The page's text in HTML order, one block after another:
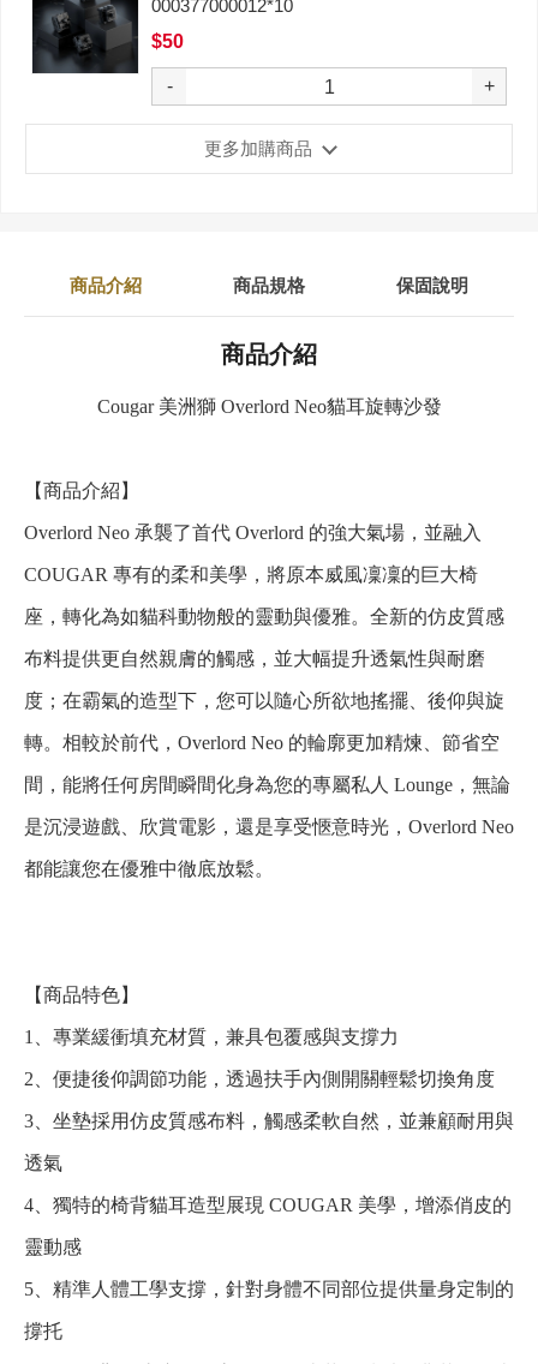
000377000012*10
$50
- +
更多加購商品
商品介紹 商品規格 保固說明
商品介紹
Cougar 美洲獅 Overlord Neo貓耳旋轉沙發
【商品介紹】
Overlord Neo 承襲了首代 Overlord 的強大氣場，並融入
COUGAR 專有的柔和美學，將原本威風凜凜的巨大椅
座，轉化為如貓科動物般的靈動與優雅。全新的仿皮質感
布料提供更自然親膚的觸感，並大幅提升透氣性與耐磨
度；在霸氣的造型下，您可以隨心所欲地搖擺、後仰與旋
轉。相較於前代，Overlord Neo 的輪廓更加精煉、節省空
間，能將任何房間瞬間化身為您的專屬私人 Lounge，無論
是沉浸遊戲、欣賞電影，還是享受愜意時光，Overlord Neo
都能讓您在優雅中徹底放鬆。
【商品特色】
1、專業緩衝填充材質，兼具包覆感與支撐力
2、便捷後仰調節功能，透過扶手內側開關輕鬆切換角度
3、坐墊採用仿皮質感布料，觸感柔軟自然，並兼顧耐用與
透氣
4、獨特的椅背貓耳造型展現 COUGAR 美學，增添俏皮的
靈動感
5、精準人體工學支撐，針對身體不同部位提供量身定制的
撐托